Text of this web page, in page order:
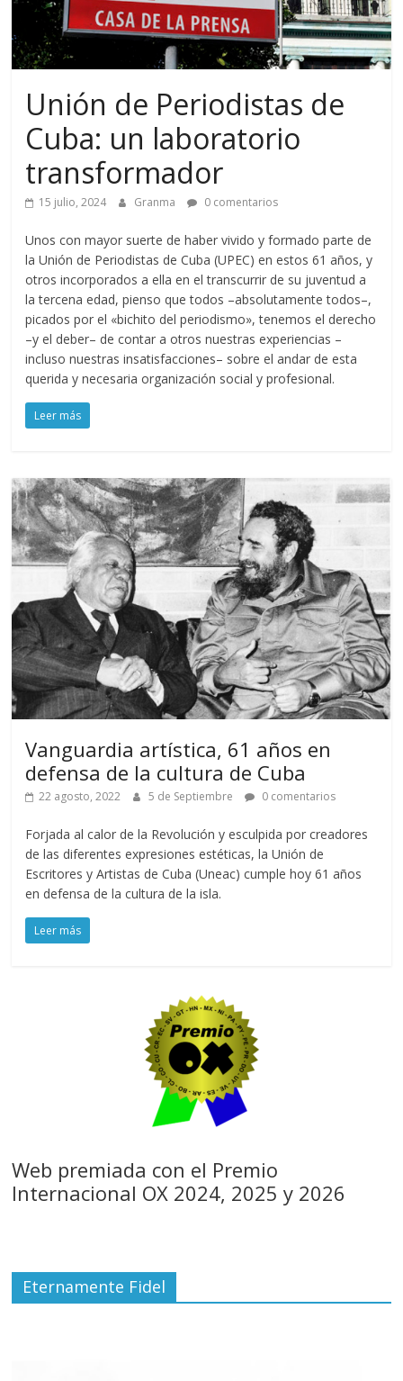
Unión de Periodistas de
Cuba: un laboratorio
transformador
15 julio, 2024 Granma 0 comentarios
Unos con mayor suerte de haber vivido y formado parte de
la Unión de Periodistas de Cuba (UPEC) en estos 61 años, y
otros incorporados a ella en el transcurrir de su juventud a
la tercena edad, pienso que todos –absolutamente todos–,
picados por el «bichito del periodismo», tenemos el derecho
–y el deber– de contar a otros nuestras experiencias –
incluso nuestras insatisfacciones– sobre el andar de esta
querida y necesaria organización social y profesional.
Leer más
Vanguardia artística, 61 años en
defensa de la cultura de Cuba
22 agosto, 2022 5 de Septiembre 0 comentarios
Forjada al calor de la Revolución y esculpida por creadores
de las diferentes expresiones estéticas, la Unión de
Escritores y Artistas de Cuba (Uneac) cumple hoy 61 años
en defensa de la cultura de la isla.
Leer más
Web premiada con el Premio
Internacional OX 2024, 2025 y 2026
Eternamente Fidel